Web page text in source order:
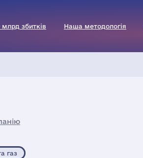
млрд збитків Наша методологія
газ